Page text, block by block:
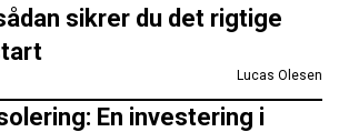
sikrer du det rigtige
Lucas Olesen
En investering i